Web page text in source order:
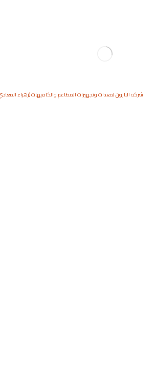
شركه البارون لمعدات وتجهيزات المطاعم والكافيهات (زهراء